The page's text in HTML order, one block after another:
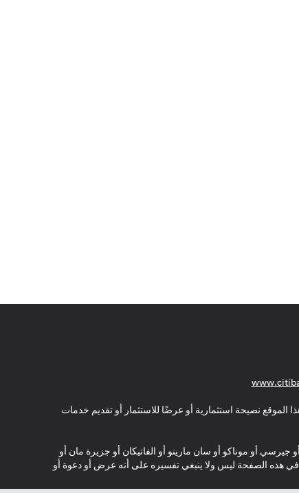
(opens in a new tab)
الموقع نصيحة استثمارية أو عرضًا للاستثمار أو تقديم خدمات
جيرسي أو موناكو أو سان مارينو أو الفاتيكان أو جزيرة مان أو
في هذه الصفحة ليس ولا ينبغي تفسيره على أنه عرض أو دعوة أو